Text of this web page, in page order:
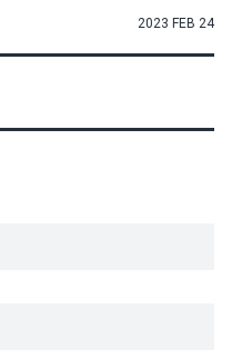
2023 FEB 24